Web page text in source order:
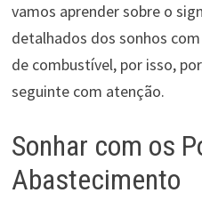
vamos aprender sobre o
detalhados dos sonhos
de combustível, por isso,
seguinte com atenção.
Sonhar com os
Abastecimento